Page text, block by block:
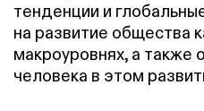
тенденции и
на развитие общества
макроуровнях, а
человека в этом